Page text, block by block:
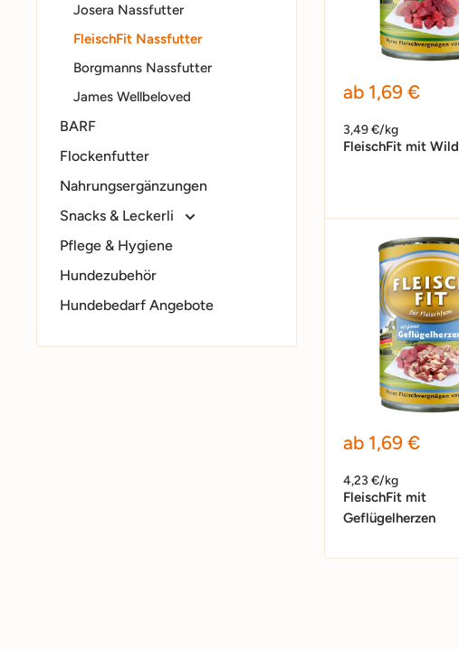
Josera Nassfutter
FleischFit Nassfutter
Borgmanns Nassfutter
James Wellbeloved
BARF
Flockenfutter
Nahrungsergänzungen
Snacks & Leckerli
Pflege & Hygiene
Hundezubehör
Hundebedarf Angebote
Sonderpreis
ab 1,69 €
3,49 €/kg
FleischFit mit Wild
Sonderpreis
ab 1,69 €
4,23 €/kg
FleischFit mit
Geflügelherzen